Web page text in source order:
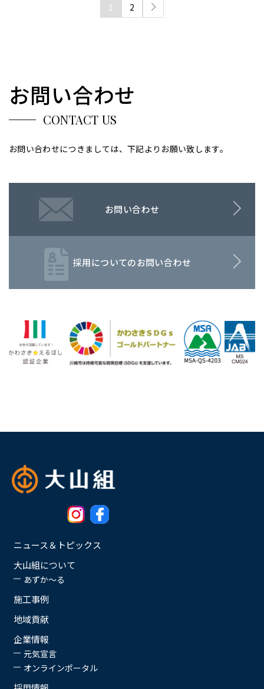
1 2
お問い合わせ
CONTACT US
お問い合わせにつきましては、下記よりお願い致します。
お問い合わせ
採用についてのお問い合わせ
ニュース＆トピックス
大山組について
あずか〜る
施工事例
地域貢献
企業情報
元気宣言
オンラインポータル